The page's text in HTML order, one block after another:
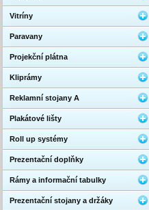
Vitríny
Paravany
Projekční plátna
Kliprámy
Reklamní stojany A
Plakátové lišty
Roll up systémy
Prezentační doplňky
Rámy a informační tabulky
Prezentační stojany a držáky